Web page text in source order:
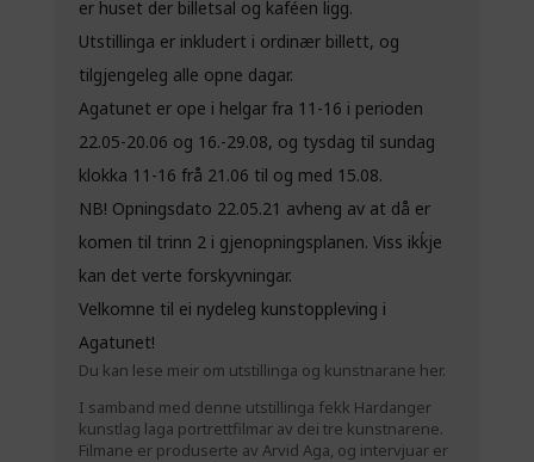
er huset der billetsal og kaféen ligg.
Utstillinga er inkludert i ordinær billett, og
tilgjengeleg alle opne dagar.
Agatunet er ope i helgar fra 11-16 i perioden
22.05-20.06 og 16.-29.08, og tysdag til sundag
klokka 11-16 frå 21.06 til og med 15.08.
NB! Opningsdato 22.05.21 avheng av at då er
komen til trinn 2 i gjenopningsplanen. Viss ikḱje
kan det verte forskyvningar.
Velkomne til ei nydeleg kunstoppleving i
Agatunet!
Du kan lese meir om utstillinga og kunstnarane her.
I samband med denne utstillinga fekk Hardanger
kunstlag laga portrettfilmar av dei tre kunstnarene.
Filmane er produserte av Arvid Aga, og intervjuar er